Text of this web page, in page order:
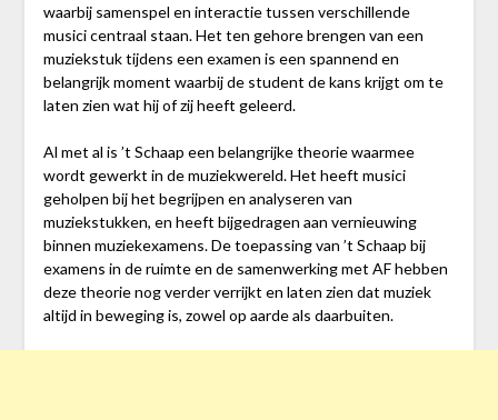
waarbij samenspel en interactie tussen verschillende
musici centraal staan. Het ten gehore brengen van een
muziekstuk tijdens een examen is een spannend en
belangrijk moment waarbij de student de kans krijgt om te
laten zien wat hij of zij heeft geleerd.
Al met al is ’t Schaap een belangrijke theorie waarmee
wordt gewerkt in de muziekwereld. Het heeft musici
geholpen bij het begrijpen en analyseren van
muziekstukken, en heeft bijgedragen aan vernieuwing
binnen muziekexamens. De toepassing van ’t Schaap bij
examens in de ruimte en de samenwerking met AF hebben
deze theorie nog verder verrijkt en laten zien dat muziek
altijd in beweging is, zowel op aarde als daarbuiten.